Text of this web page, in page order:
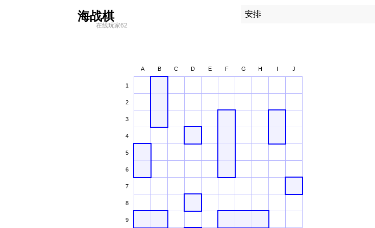
海战棋
在线玩家62
安排
1
A B C D E F G H I J
2
3
4
5
6
7
8
9